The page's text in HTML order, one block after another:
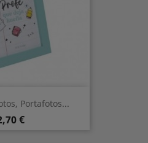
Portafotos...
€